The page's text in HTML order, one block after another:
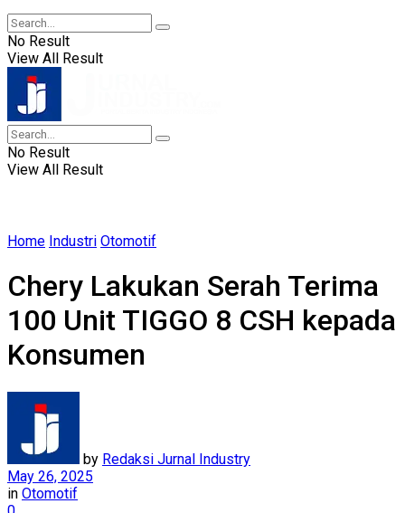
No Result
View All Result
No Result
View All Result
Home Industri Otomotif
Chery Lakukan Serah Terima
100 Unit TIGGO 8 CSH kepada
Konsumen
by Redaksi Jurnal Industry
May 26, 2025
in Otomotif